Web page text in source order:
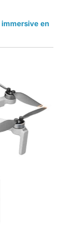
en